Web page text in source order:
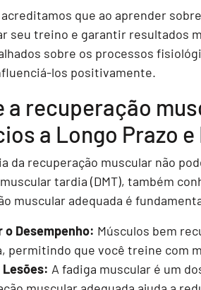
que ao aprender
seu treino e garantir resultados
sobre os processos
los positivamente.
a recuperação
a Longo Prazo
da recuperação muscular não
tardia (DMT), também
muscular adequada é
o Desempenho: Músculos bem
permitindo que você treine com
A fadiga muscular é um